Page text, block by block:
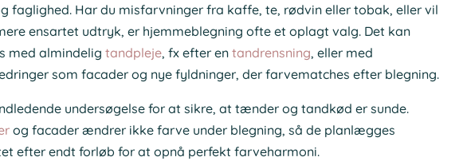
faglighed. Har du misfarvninger fra kaffe, te, rødvin eller tobak, eller vil
ensartet udtryk, er hjemmeblegning ofte et oplagt valg. Det kan
med almindelig tandpleje, fx efter en tandrensning, eller med
som facader og nye fyldninger, der farvematches efter blegning.
undersøgelse for at sikre, at tænder og tandkød er sunde.
og facader ændrer ikke farve under blegning, så de planlægges
efter endt forløb for at opnå perfekt farveharmoni.